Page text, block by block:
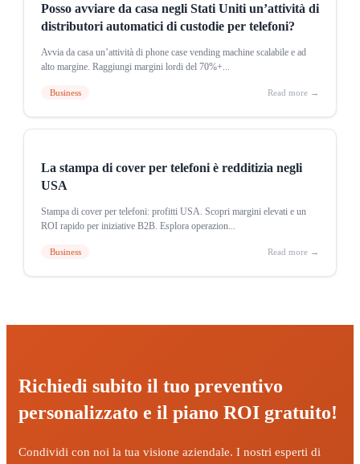
Posso avviare da casa negli Stati Uniti un’attività di
distributori automatici di custodie per telefoni?
Avvia da casa un’attività di phone case vending machine scalabile e ad
alto margine. Raggiungi margini lordi del 70%+...
Business Read more →
La stampa di cover per telefoni è redditizia negli
USA
Stampa di cover per telefoni: profitti USA. Scopri margini elevati e un
ROI rapido per iniziative B2B. Esplora operazion...
Business Read more →
Richiedi subito il tuo preventivo
personalizzato e il piano ROI gratuito!
Condividi con noi la tua visione aziendale. I nostri esperti di